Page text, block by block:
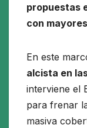
propuestas
con
En este
alcista en
interviene el
para frenar
masiva